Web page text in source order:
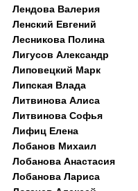
Лендова Валерия
Ленский Евгений
Лесникова Полина
Лигусов Александр
Липовецкий Марк
Липская Влада
Литвинова Алиса
Литвинова Софья
Лифиц Елена
Лобанов Михаил
Лобанова Анастасия
Лобанова Лариса